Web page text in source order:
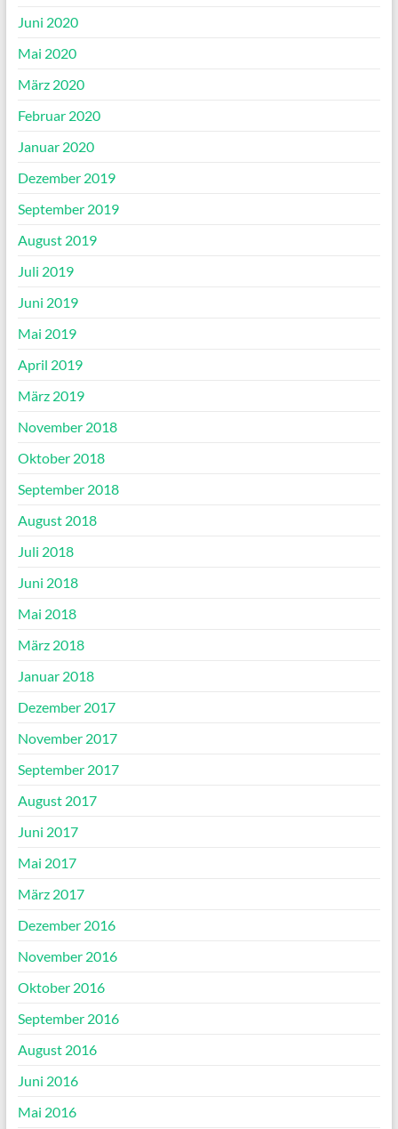
Juni 2020
Mai 2020
März 2020
Februar 2020
Januar 2020
Dezember 2019
September 2019
August 2019
Juli 2019
Juni 2019
Mai 2019
April 2019
März 2019
November 2018
Oktober 2018
September 2018
August 2018
Juli 2018
Juni 2018
Mai 2018
März 2018
Januar 2018
Dezember 2017
November 2017
September 2017
August 2017
Juni 2017
Mai 2017
März 2017
Dezember 2016
November 2016
Oktober 2016
September 2016
August 2016
Juni 2016
Mai 2016